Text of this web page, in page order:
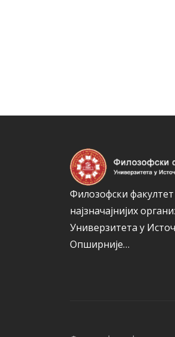
Филозофски
најзначајнијих
Универзитета у
Опширније…